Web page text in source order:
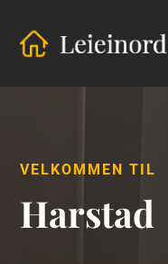
VELKOMMEN TIL
Harstad